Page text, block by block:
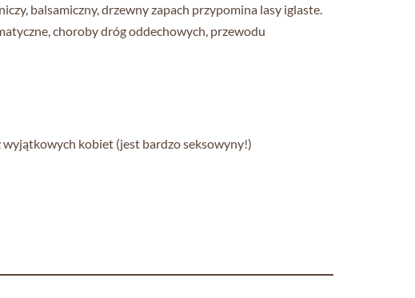
balsamiczny, drzewny zapach przypomina lasy iglaste.
choroby dróg oddechowych, przewodu
wyjątkowych kobiet (jest bardzo seksowyny!)